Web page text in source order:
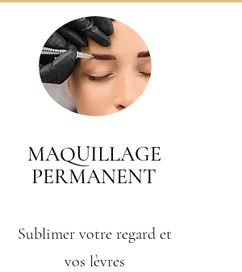
MAQUILLAGE
PERMANENT
Sublimer votre regard et
vos lèvres